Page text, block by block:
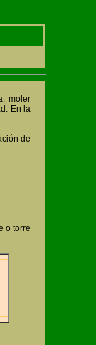
moler
En la
de
o torre